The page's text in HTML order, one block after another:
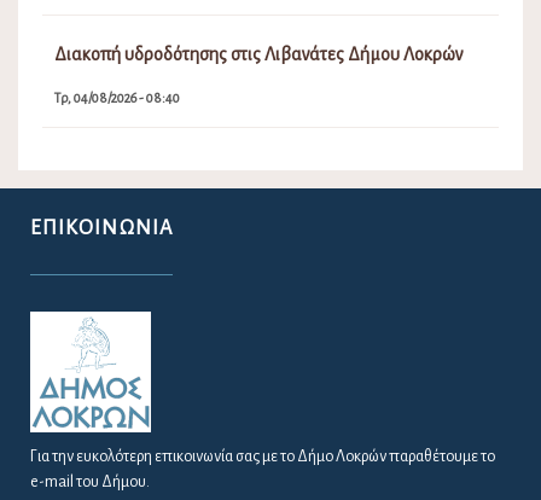
Διακοπή υδροδότησης στις Λιβανάτες Δήμου Λοκρών
Τρ, 04/08/2026 - 08:40
ΕΠΙΚΟΙΝΩΝΊΑ
Για την ευκολότερη επικοινωνία σας με το Δήμο Λοκρών παραθέτουμε το
e-mail του Δήμου.